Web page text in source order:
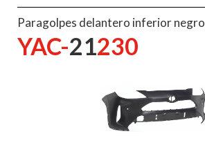
Paragolpes delantero inferior negro
YAC-21230